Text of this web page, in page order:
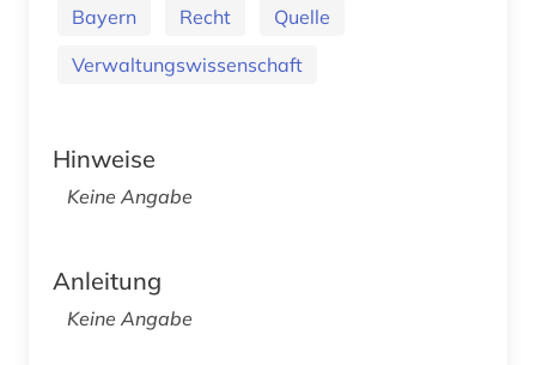
Bayern Recht
Quelle
Verwaltungswissenschaft
Hinweise
Keine Angabe
Anleitung
Keine Angabe